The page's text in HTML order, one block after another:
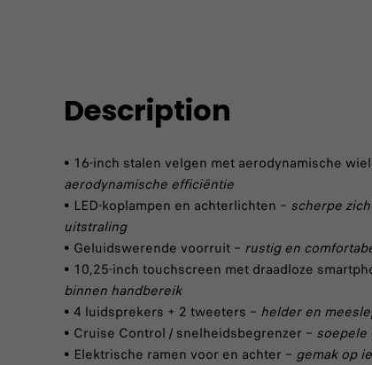
Description
• 16-inch stalen velgen met aerodynamische
aerodynamische efficiëntie
• LED-koplampen en achterlichten – scherpe
uitstraling
• Geluidswerende voorruit – rustig en
• 10,25-inch touchscreen met draadloze
binnen handbereik
• 4 luidsprekers + 2 tweeters – helder en
• Cruise Control / snelheidsbegrenzer – soepele
• Elektrische ramen voor en achter – gemak op